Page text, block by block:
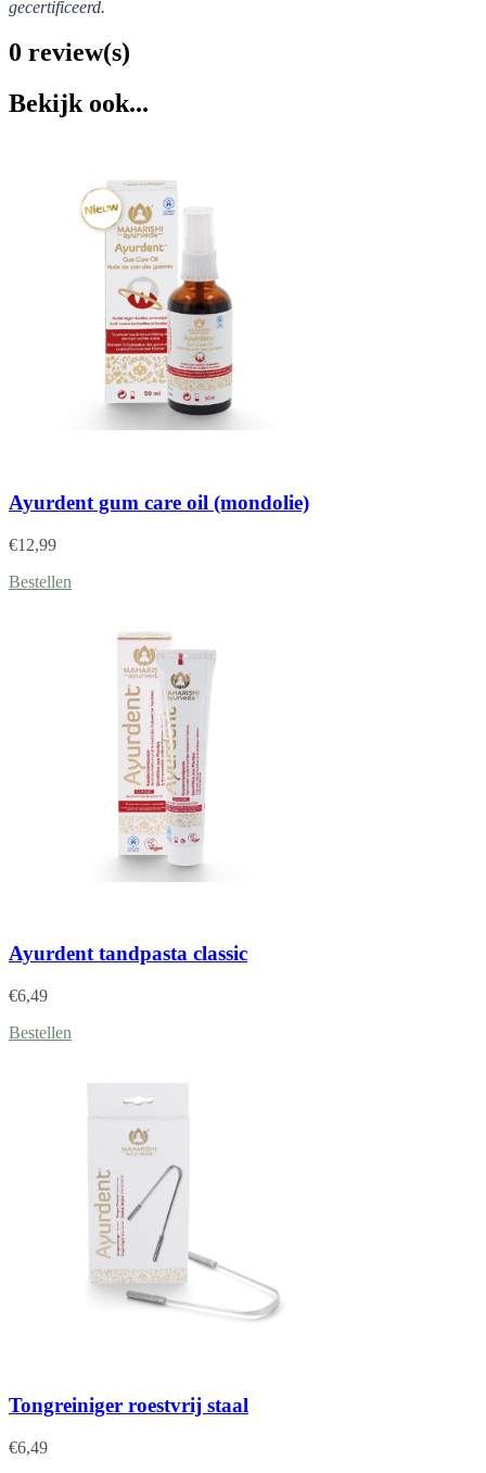
gecertificeerd.
0 review(s)
Bekijk ook...
Ayurdent gum care oil (mondolie)
€12,99
Bestellen
Ayurdent tandpasta classic
€6,49
Bestellen
Tongreiniger roestvrij staal
€6,49